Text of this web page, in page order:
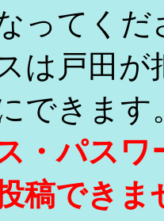
ってく
は戸田が
できます
・パスワ
稿できま